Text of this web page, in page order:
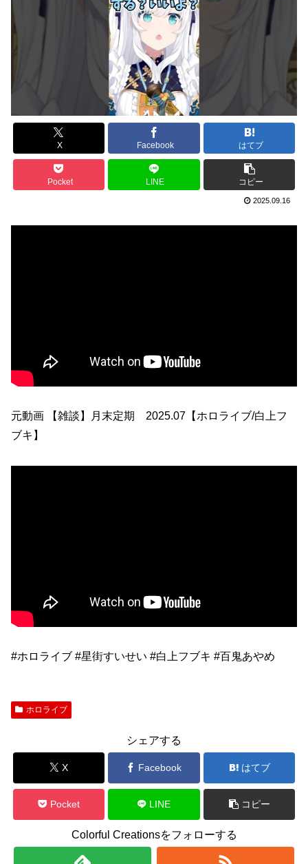
X Facebook はてブ
Pocket LINE コピー
2025.09.16
元動画 【雑談】月末定期 2025.07【ホロライブ/白上フ
ブキ】
#ホロライブ #星街すいせい #白上フブキ #百鬼あやめ
ホロライブ
シェアする
X Facebook はてブ
Pocket LINE コピー
Colorful Creationsをフォローする